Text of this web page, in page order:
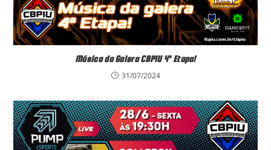
Música da Galera CBPIU 4ª Etapa!
31/07/2024